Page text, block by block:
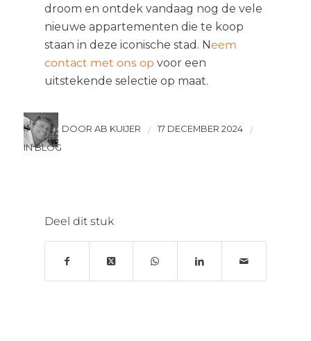
droom en ontdek vandaag nog de vele
nieuwe appartementen die te koop
staan ​​in deze iconische stad. Neem
contact met ons op voor een
uitstekende selectie op maat.
DOOR AB KUIJER / 17 DECEMBER 2024
/
IN BLOG
Deel dit stuk